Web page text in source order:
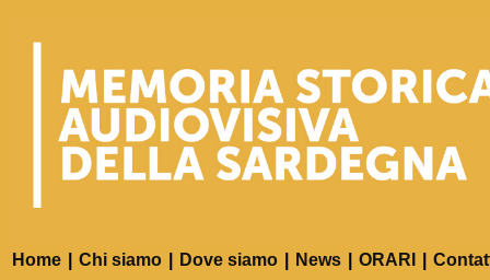
Home Chi siamo Dove siamo News ORARI